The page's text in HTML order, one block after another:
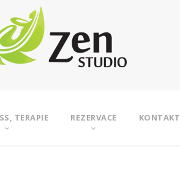
TERAPIE REZERVACE KONTAKT